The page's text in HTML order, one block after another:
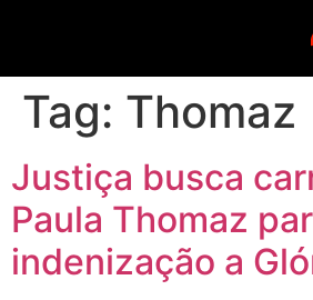
Tag: Thomaz
Justiça busca
Paula Thomaz
indenização a